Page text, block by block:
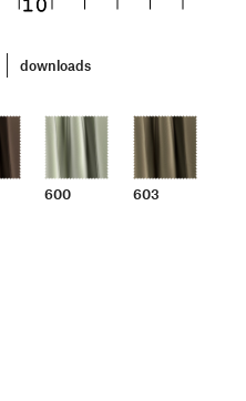
downloads
600 603